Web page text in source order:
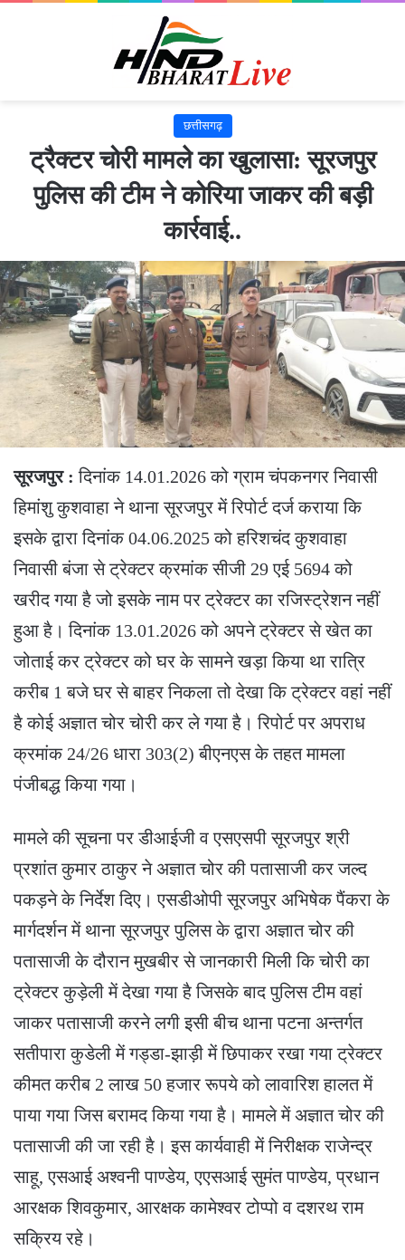
छत्तीसगढ़
ट्रैक्टर चोरी मामले का खुलासा: सूरजपुर
पुलिस की टीम ने कोरिया जाकर की बड़ी
कार्रवाई..
सूरजपुर : दिनांक 14.01.2026 को ग्राम चंपकनगर निवासी
हिमांशु कुशवाहा ने थाना सूरजपुर में रिपोर्ट दर्ज कराया कि
इसके द्वारा दिनांक 04.06.2025 को हरिशचंद कुशवाहा
निवासी बंजा से ट्रेक्टर क्रमांक सीजी 29 एई 5694 को
खरीद गया है जो इसके नाम पर ट्रेक्टर का रजिस्ट्रेशन नहीं
हुआ है। दिनांक 13.01.2026 को अपने ट्रेक्टर से खेत का
जोताई कर ट्रेक्टर को घर के सामने खड़ा किया था रात्रि
करीब 1 बजे घर से बाहर निकला तो देखा कि ट्रेक्टर वहां नहीं
है कोई अज्ञात चोर चोरी कर ले गया है। रिपोर्ट पर अपराध
क्रमांक 24/26 धारा 303(2) बीएनएस के तहत मामला
पंजीबद्ध किया गया।
मामले की सूचना पर डीआईजी व एसएसपी सूरजपुर श्री
प्रशांत कुमार ठाकुर ने अज्ञात चोर की पतासाजी कर जल्द
पकड़ने के निर्देश दिए। एसडीओपी सूरजपुर अभिषेक पैंकरा के
मार्गदर्शन में थाना सूरजपुर पुलिस के द्वारा अज्ञात चोर की
पतासाजी के दौरान मुखबीर से जानकारी मिली कि चोरी का
ट्रेक्टर कुड़ेली में देखा गया है जिसके बाद पुलिस टीम वहां
जाकर पतासाजी करने लगी इसी बीच थाना पटना अन्तर्गत
सतीपारा कुडेली में गड्डा-झाड़ी में छिपाकर रखा गया ट्रेक्टर
कीमत करीब 2 लाख 50 हजार रूपये को लावारिश हालत में
पाया गया जिस बरामद किया गया है। मामले में अज्ञात चोर की
पतासाजी की जा रही है। इस कार्यवाही में निरीक्षक राजेन्द्र
साहू, एसआई अश्वनी पाण्डेय, एएसआई सुमंत पाण्डेय, प्रधान
आरक्षक शिवकुमार, आरक्षक कामेश्वर टोप्पो व दशरथ राम
सक्रिय रहे।